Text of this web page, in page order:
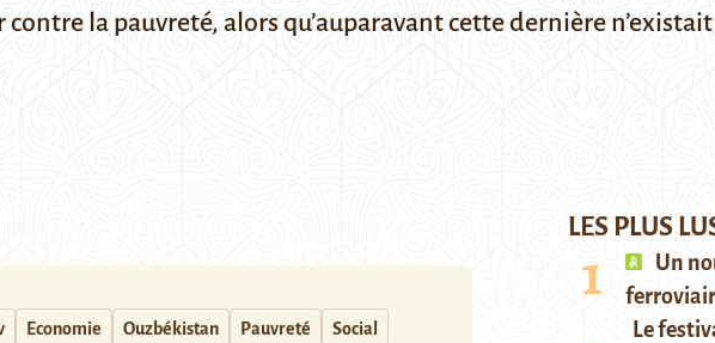
la pauvreté, alors qu’auparavant cette dernière n’existait
Economie Ouzbékistan Pauvreté Social
LES PLUS
Un
Le